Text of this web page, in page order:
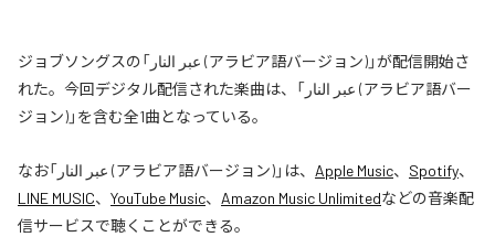
ジョブソングスの「عبر النار (アラビア語バージョン)」が配信開始さ
れた。今回デジタル配信された楽曲は、「عبر النار (アラビア語バー
ジョン)」を含む全1曲となっている。
なお「 عبر النار (アラビア語バージョン)」は、 Apple Music、 Spotify、
LINE MUSIC、 YouTube Music、 Amazon Music Unlimitedなどの音楽配
信サービスで聴くことができる。